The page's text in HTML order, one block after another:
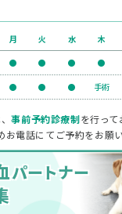
月 火 水 木
● ● ● ●
● ● ● 手術
事前予約診療制を行って
お電話にてご予約をお願
パートナー